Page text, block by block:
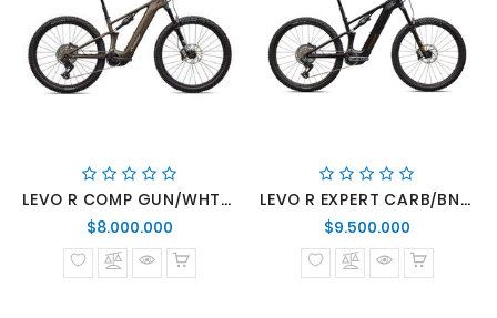
LEVO R COMP GUN/WHTMTN
$8.000.000
normal
LEVO R EXPERT CARB/BNTGLDMET
$9.500.000
normal